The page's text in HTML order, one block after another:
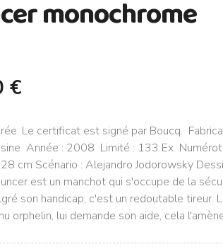
monochrome
€
Le certificat est signé par Boucq.
Année : 2008 Limité : 133 Ex
cm Scénario : Alejandro Jodorowsky
est un manchot qui s'occupe de la
son handicap, c'est un redoutable tireur.
orphelin, lui demande son aide, cela